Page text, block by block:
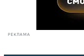
РЕКЛАМА